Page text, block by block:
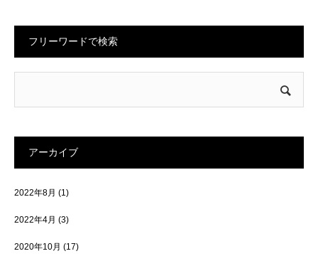
フリーワードで検索
アーカイブ
2022年8月 (1)
2022年4月 (3)
2020年10月 (17)